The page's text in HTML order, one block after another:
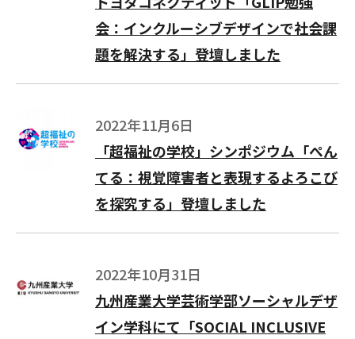
会：インクルーシブデザインで社会課
題を解決する」登壇しました
2022年11月6日
「超福祉の学校」シンポジウム「ぺん
てる：視覚障害者と表現するよろこび
を探究する」登壇しました
2022年10月31日
九州産業大学芸術学部ソーシャルデザ
イン学科にて「SOCIAL INCLUSIVE